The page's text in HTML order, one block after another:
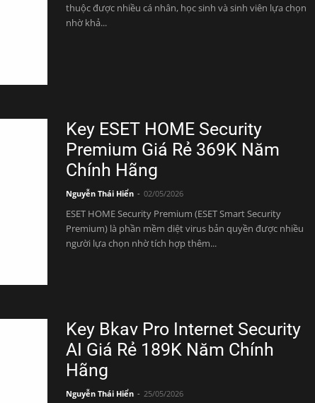
thuộc được nhiều cá nhân, học sinh và sinh viên lựa chọn
nhờ khả...
Key ESET HOME Security
Premium Giá Rẻ 369K Năm
Chính Hãng
Nguyễn Thái Hiển - 02/05/2026
ESET HOME Security Premium (ESET Smart Security
Premium) là phần mềm diệt virus bản quyền được nhiều
người lựa chọn nhờ tích hợp thêm...
Key Bkav Pro Internet Security
AI Giá Rẻ 189K Năm Chính
Hãng
Nguyễn Thái Hiển - 25/05/2026